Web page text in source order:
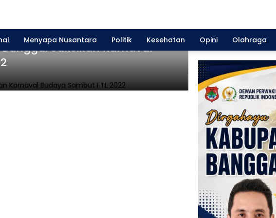
Menyapa Nusantara Politik Kesehatan Opini Olahraga
Saksikan Karnaval